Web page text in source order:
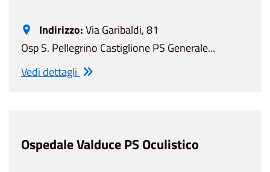
Indirizzo:Via Garibaldi, 81
Osp S. Pellegrino Castiglione PS Generale...
Vedi dettagli
Ospedale Valduce PS Oculistico